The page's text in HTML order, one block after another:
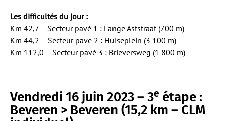
Les difficultés du jour :
Km 42,7 – Secteur pavé 1 : Lange Aststraat (700 m)
Km 44,2 – Secteur pavé 2 : Huiseplein (3 100 m)
Km 112,0 – Secteur pavé 3 : Brieversweg (1 800 m)
Vendredi 16 juin 2023 – 3e étape :
Beveren > Beveren (15,2 km – CLM